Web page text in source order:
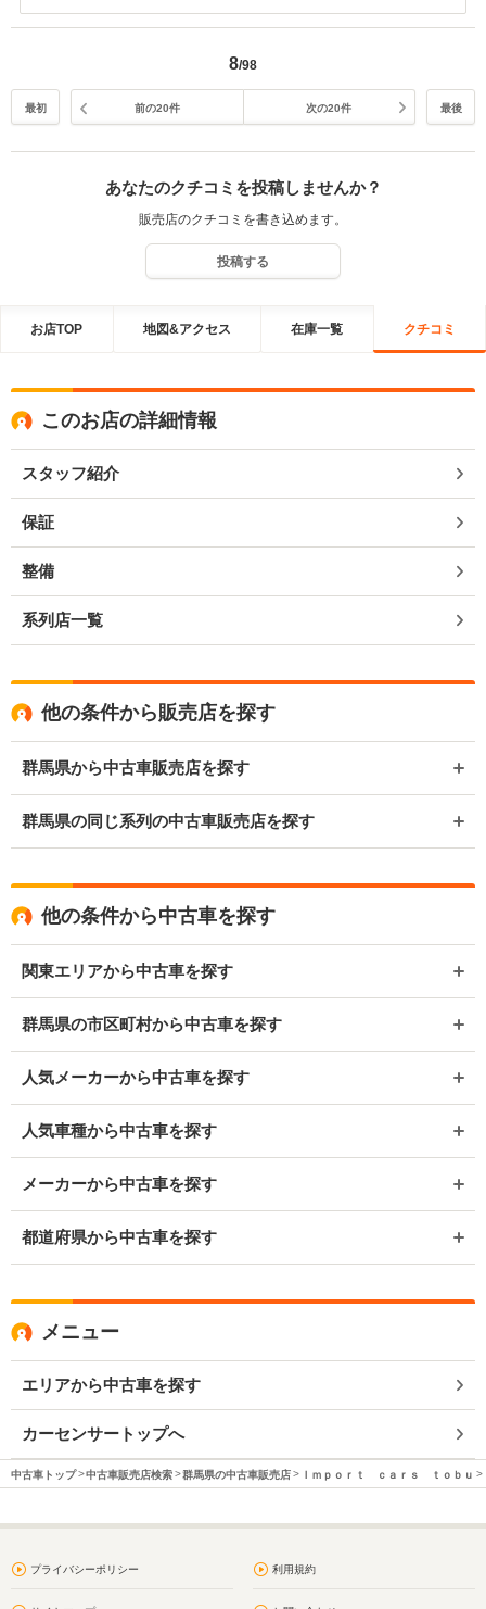
るように精一杯サポートさせて頂きます。 今後ともよろしくお願いし
8/98
最初 前の20件 次の20件 最後
あなたのクチコミを投稿しませんか？
販売店のクチコミを書き込めます。
投稿する
お店TOP 地図&アクセス 在庫一覧 クチコミ
このお店の詳細情報
スタッフ紹介
保証
整備
系列店一覧
他の条件から販売店を探す
群馬県から中古車販売店を探す
群馬県の同じ系列の中古車販売店を探す
他の条件から中古車を探す
関東エリアから中古車を探す
群馬県の市区町村から中古車を探す
人気メーカーから中古車を探す
人気車種から中古車を探す
メーカーから中古車を探す
都道府県から中古車を探す
メニュー
エリアから中古車を探す
カーセンサートップへ
中古車トップ 中古車販売店検索 群馬県の中古車販売店 Ｉｍｐｏｒｔ ｃａｒｓ ｔｏｂｕ
プライバシーポリシー 利用規約